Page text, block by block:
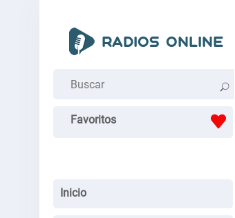
Favoritos
Inicio